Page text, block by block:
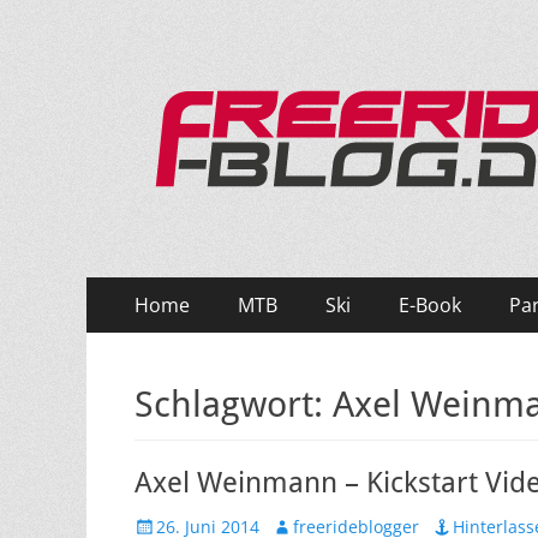
Primäres
Menü
Inhalt
Home MTB Ski E-Book
Schlagwort: Axel
Axel Weinmann – Kickstart
Veröffentlicht
26. Juni 2014 Autorfreerideblogger